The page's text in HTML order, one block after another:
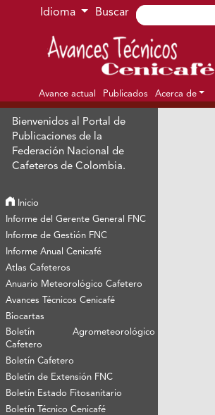
Ir al menú de navegación principal
Ir al contenido principal
Ir al pie de página del sitio
Idioma Buscar
Avance actual Publicados Acerca de
Bienvenidos al Portal de
Publicaciones de la
Federación Nacional de
Cafeteros de Colombia.
Inicio
Informe del Gerente General FNC
Informe de Gestión FNC
Informe Anual Cenicafé
Atlas Cafeteros
Anuario Meteorológico Cafetero
Avances Técnicos Cenicafé
Biocartas
Boletín Agrometeorológico
Cafetero
Boletín Cafetero
Boletín de Extensión FNC
Boletín Estado Fitosanitario
Boletín Técnico Cenicafé